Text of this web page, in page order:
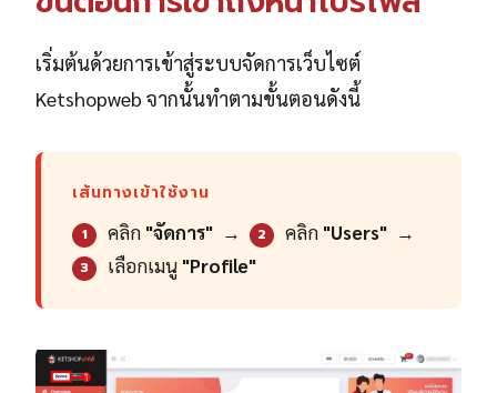
เริ่มต้นด้วยการเข้าสู่ระบบจัดการเว็บไซต์
Ketshopweb จากนั้นทำตามขั้นตอนดังนี้
เส้นทางเข้าใช้งาน
1 คลิก "จัดการ" → 2 คลิก "Users" →
3 เลือกเมนู "Profile"